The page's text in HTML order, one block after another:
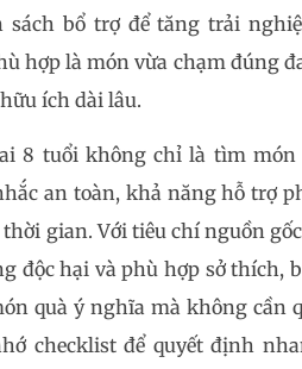
sách bổ trợ để tăng trải
hợp là món vừa chạm đúng
ích dài lâu.
8 tuổi không chỉ là tìm món
an toàn, khả năng hỗ trợ
gian. Với tiêu chí nguồn
độc hại và phù hợp sở thích,
quà ý nghĩa mà không cần
checklist để quyết định